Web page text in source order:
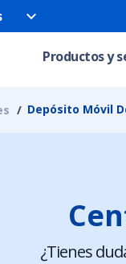
Productos y
Depósito Móvil
¿Tienes